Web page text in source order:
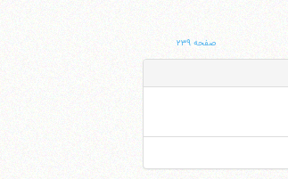
صفحه ۲۳۹